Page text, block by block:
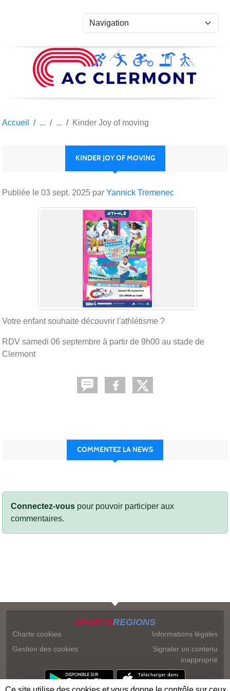
Accueil Kinder Joy of moving
KINDER JOY OF MOVING
Publiée le 03 sept. 2025 par Yannick Tremenec
Votre enfant souhaite découvrir l'athlétisme ?
RDV samedi 06 septembre à partir de 9h00 au stade de
Clermont
COMMENTEZ LA NEWS
Connectez-vous pour pouvoir participer aux
commentaires.
SPORTSREGIONS
Charte cookies
Gestion des cookies
Informations légales
Signaler un contenu
inapproprié